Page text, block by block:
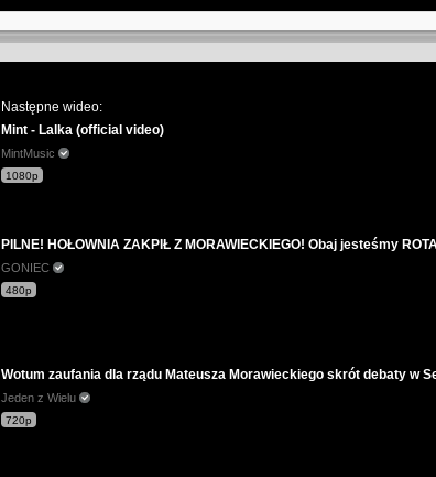
Następne wideo:
Mint - Lalka (official video)
MintMusic
1080p
PILNE! HOŁOWNIA ZAKPIŁ Z MORAWIECKIEGO! Obaj jesteśmy
GONIEC
480p
Wotum zaufania dla rządu Mateusza Morawieckiego skrót debaty w
Jeden z Wielu
720p